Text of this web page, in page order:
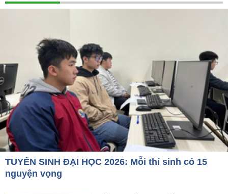
TUYỂN SINH ĐẠI HỌC 2026: Mỗi thí sinh có 15
nguyện vọng